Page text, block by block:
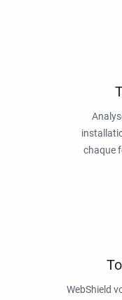
chaque
WebShield